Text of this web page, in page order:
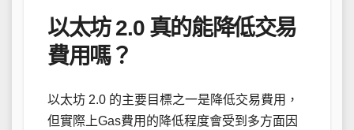
以太坊 2.0 真的能降低交易
費用嗎？
以太坊 2.0 的主要目標之一是降低交易費用，
但實際上Gas費用的降低程度會受到多方面因